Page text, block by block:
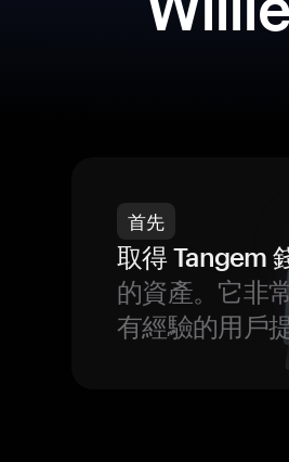
首先
取得 Tangem
的資產。它非
有經驗的用戶